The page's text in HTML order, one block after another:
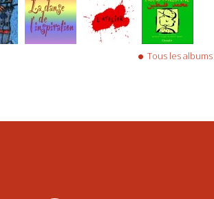
Tous les albums